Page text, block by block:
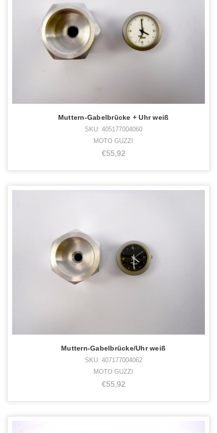
Muttern-Gabelbrücke + Uhr weiß
SKU: 405177004060
MOTO GUZZI
€55,92
Muttern-Gabelbrücke/Uhr weiß
SKU: 407177004062
MOTO GUZZI
€55,92